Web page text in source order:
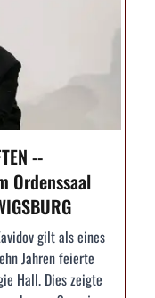
--
Ordenssaal
gilt als eines
Jahren feierte
Hall. Dies zeigte